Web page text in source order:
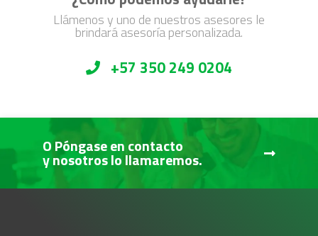
Llámenos y uno de nuestros asesores le
brindará asesoría personalizada.
+57 350 249 0204
O Póngase en contacto
y nosotros lo llamaremos.